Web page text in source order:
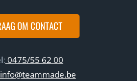
OM CONTACT
: 0475/55 62 00
info@teammade.be